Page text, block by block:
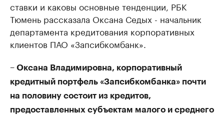
ставки и каковы основные тенденции, РБК
Тюмень рассказала Оксана Седых - начальник
департамента кредитования корпоративных
клиентов ПАО «Запсибкомбанк».
– Оксана Владимировна, корпоративный
кредитный портфель «Запсибкомбанка» почти
на половину состоит из кредитов,
предоставленных субъектам малого и среднего